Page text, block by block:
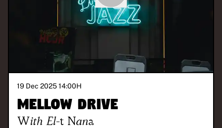
19 Dec 2025 14:00H
Mellow Drive
With El-t Nana